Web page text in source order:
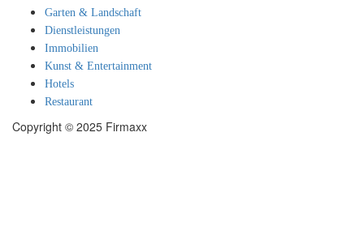
Garten & Landschaft
Dienstleistungen
Immobilien
Kunst & Entertainment
Hotels
Restaurant
Copyright © 2025 Firmaxx